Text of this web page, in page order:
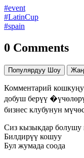
#event
#LatinCup
#spain
0 Comments
Популярдуу Шоу
Комментарий
добуш берүү
бизнес клубунун
Сиз кызыкдар болушу
Билдирүү кошуу
Бул жумада соода